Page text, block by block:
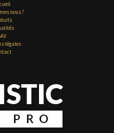
nous ?
légales